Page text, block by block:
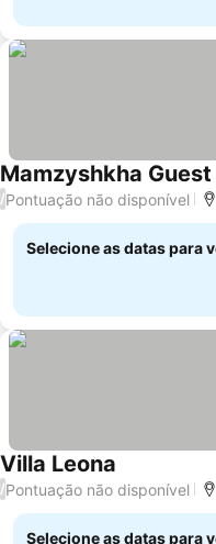
Mamzyshkha
/Pontuação não disponível
Selecione as datas para
Villa Leona
/Pontuação não disponível
Selecione as datas para